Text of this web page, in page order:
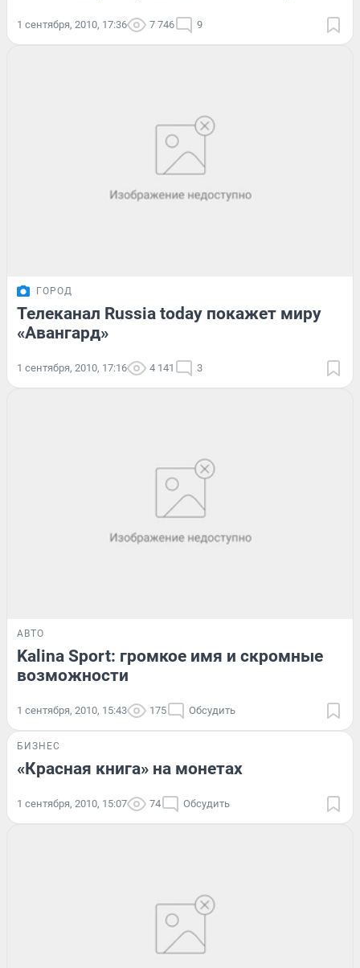
1 сентября, 2010, 17:36 7 746 9
ГОРОД
Телеканал Russia today покажет миру
«Авангард»
1 сентября, 2010, 17:16 4 141 3
АВТО
Kalina Sport: громкое имя и скромные
возможности
1 сентября, 2010, 15:43 175 Обсудить
БИЗНЕС
«Красная книга» на монетах
1 сентября, 2010, 15:07 74 Обсудить